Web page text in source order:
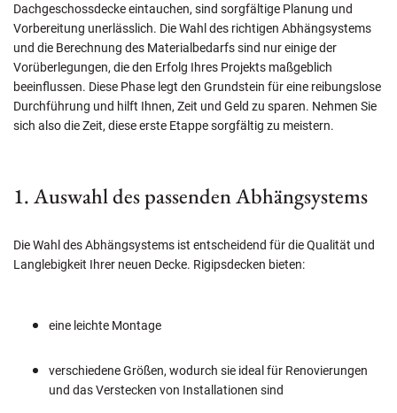
Dachgeschossdecke eintauchen, sind sorgfältige Planung und
Vorbereitung unerlässlich. Die Wahl des richtigen Abhängsystems
und die Berechnung des Materialbedarfs sind nur einige der
Vorüberlegungen, die den Erfolg Ihres Projekts maßgeblich
beeinflussen. Diese Phase legt den Grundstein für eine reibungslose
Durchführung und hilft Ihnen, Zeit und Geld zu sparen. Nehmen Sie
sich also die Zeit, diese erste Etappe sorgfältig zu meistern.
1. Auswahl des passenden Abhängsystems
Die Wahl des Abhängsystems ist entscheidend für die Qualität und
Langlebigkeit Ihrer neuen Decke. Rigipsdecken bieten:
eine leichte Montage
verschiedene Größen, wodurch sie ideal für Renovierungen
und das Verstecken von Installationen sind